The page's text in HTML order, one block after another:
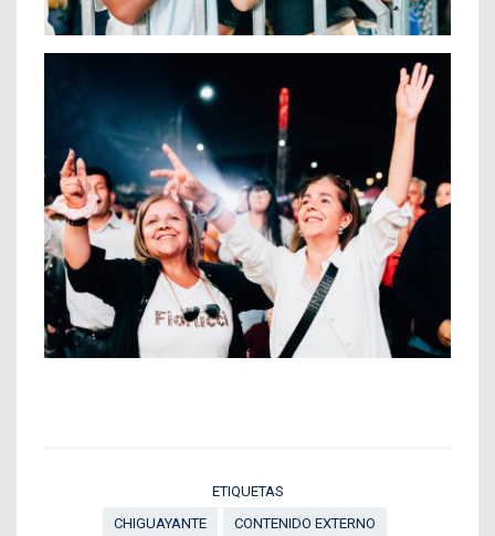
ETIQUETAS
CHIGUAYANTE
CONTENIDO EXTERNO